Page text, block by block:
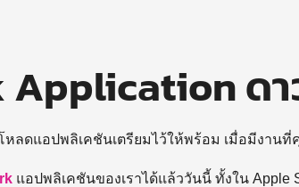
Application ด
หลดแอปพลิเคชันเตรียมไว้ให้พร้อม เมื่อมีงานที่
แอปพลิเคชันของเราได้แล้ววันนี้ ทั้งใน Apple